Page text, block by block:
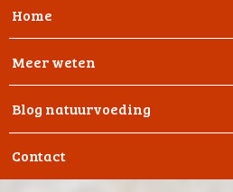
Home
Meer weten
Blog natuurvoeding
Contact